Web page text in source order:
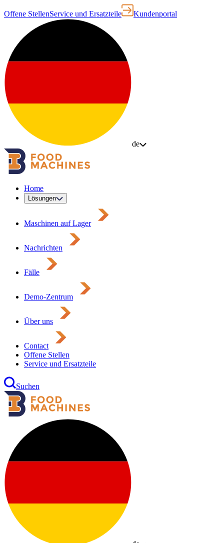
Offene StellenService und Ersatzteile Kundenportal
de
Home
Lösungen
Maschinen auf Lager
Nachrichten
Fälle
Demo-Zentrum
Über uns
Contact
Offene Stellen
Service und Ersatzteile
Suchen